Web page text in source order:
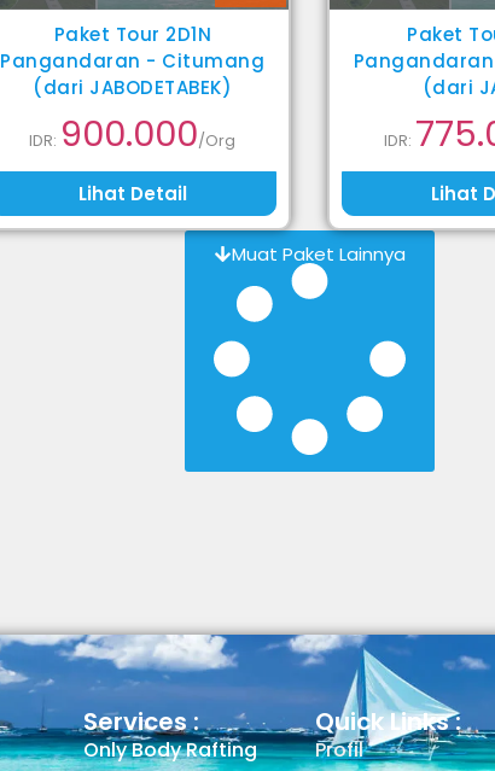
Paket Tour 2D1N
Pangandaran - Citumang
(dari JABODETABEK)
IDR: 900.000/Org
Lihat Detail
Paket
(dari
IDR:
Lihat
Muat Paket Lainnya
Services :
Only Body Rafting
Quick Links :
Profil